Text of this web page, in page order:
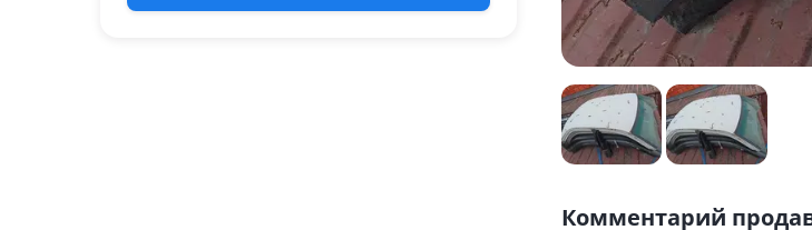
Комментарий